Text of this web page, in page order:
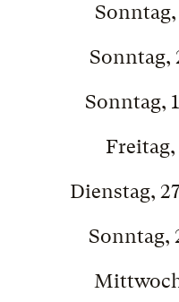
Sonntag,
Sonntag,
Sonntag,
Dienstag,
Sonntag,